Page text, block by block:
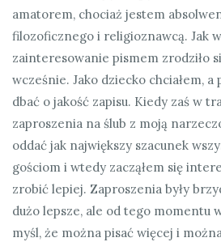
amatorem, chociaż jestem
filozoficznego i religioznawcą. Jak
zainteresowanie pismem zrodziło
wcześnie. Jako dziecko chciałem, a
dbać o jakość zapisu. Kiedy zaś w
zaproszenia na ślub z moją
oddać jak największy szacunek
gościom i wtedy zacząłem się
zrobić lepiej. Zaproszenia były
dużo lepsze, ale od tego momentu
myśl, że można pisać więcej i